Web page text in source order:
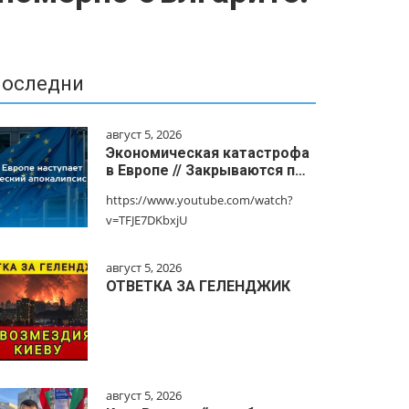
август 5, 2026
Экономическая катастрофа
в Европе // Закрываются п…
https://www.youtube.com/watch?
v=TFJE7DKbxjU
август 5, 2026
ОТВЕТКА ЗА ГЕЛЕНДЖИК
август 5, 2026